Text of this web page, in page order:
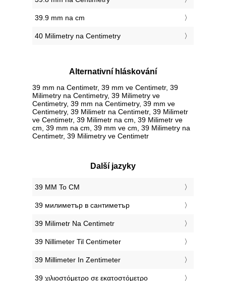
39.9 mm na cm
40 Milimetry na Centimetry
Alternativní hláskování
39 mm na Centimetr, 39 mm ve Centimetr, 39
Milimetry na Centimetry, 39 Milimetry ve
Centimetry, 39 mm na Centimetry, 39 mm ve
Centimetry, 39 Milimetr na Centimetr, 39 Milimetr
ve Centimetr, 39 Milimetr na cm, 39 Milimetr ve
cm, 39 mm na cm, 39 mm ve cm, 39 Milimetry na
Centimetr, 39 Milimetry ve Centimetr
Další jazyky
‎39 MM To CM
‎39 милиметър в сантиметър
‎39 Milimetr Na Centimetr
‎39 Nillimeter Til Centimeter
‎39 Millimeter In Zentimeter
‎39 χιλιοστόμετρο σε εκατοστόμετρο